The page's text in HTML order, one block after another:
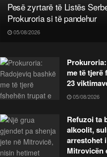
Pesë zyrtarë të Listës
Prokuroria si të pandehur
05/08/2026
me të tjerë
23
05/08/2026
Refuzoi ta
alkoolit,
arrestohet
Mitrovicën